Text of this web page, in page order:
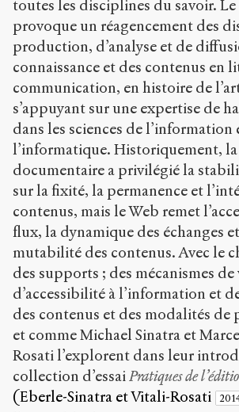
toutes les disciplines du savoir.
provoque un réagencement des
production, d’analyse et de
connaissance et des contenus en
communication, en histoire de
s’appuyant sur une expertise de
dans les sciences de l’information
l’informatique. Historiquement,
documentaire a privilégié la
sur la fixité, la permanence et
contenus, mais le Web remet
flux, la dynamique des échanges
mutabilité des contenus. Avec le
des supports ; des mécanismes
d’accessibilité à l’information et
des contenus et des modalités
et comme Michael Sinatra et
Rosati l’explorent dans leur
collection d’essaiPratiques de
(Eberle-Sinatra et Vitali-Rosati